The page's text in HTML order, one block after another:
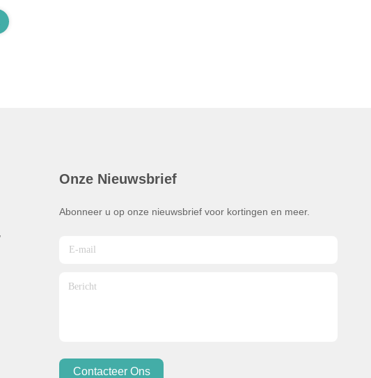
Onze Nieuwsbrief
Abonneer u op onze nieuwsbrief voor kortingen en meer.
Contacteer Ons